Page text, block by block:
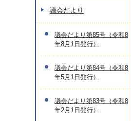
議会だより
議会だより第85号（令和8
年8月1日発行）
議会だより第84号（令和8
年5月1日発行）
議会だより第83号（令和8
年2月1日発行）